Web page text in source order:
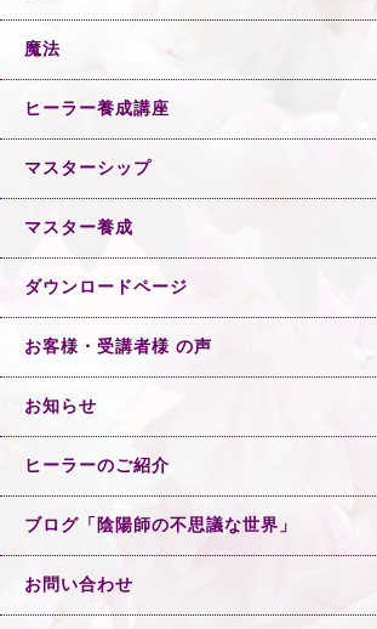
魔法
ヒーラー養成講座
マスターシップ
マスター養成
ダウンロードページ
お客様・受講者様 の声
お知らせ
ヒーラーのご紹介
ブログ「陰陽師の不思議な世界」
お問い合わせ